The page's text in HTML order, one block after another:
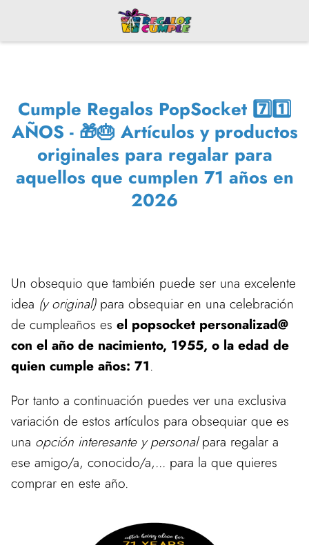
Cumple Regalos PopSocket 7️⃣1️⃣
AÑOS - 🎁🎂 Artículos y productos
originales para regalar para
aquellos que cumplen 71 años en
2026
Un obsequio que también puede ser una excelente
idea (y original)para obsequiar en una celebración
de cumpleaños es el popsocket personalizad@
con el año de nacimiento, 1955, o la edad de
quien cumple años: 71.
Por tanto a continuación puedes ver una exclusiva
variación de estos artículos para obsequiar que es
una opción interesante y personalpara regalar a
ese amigo/a, conocido/a,... para la que quieres
comprar en este año.